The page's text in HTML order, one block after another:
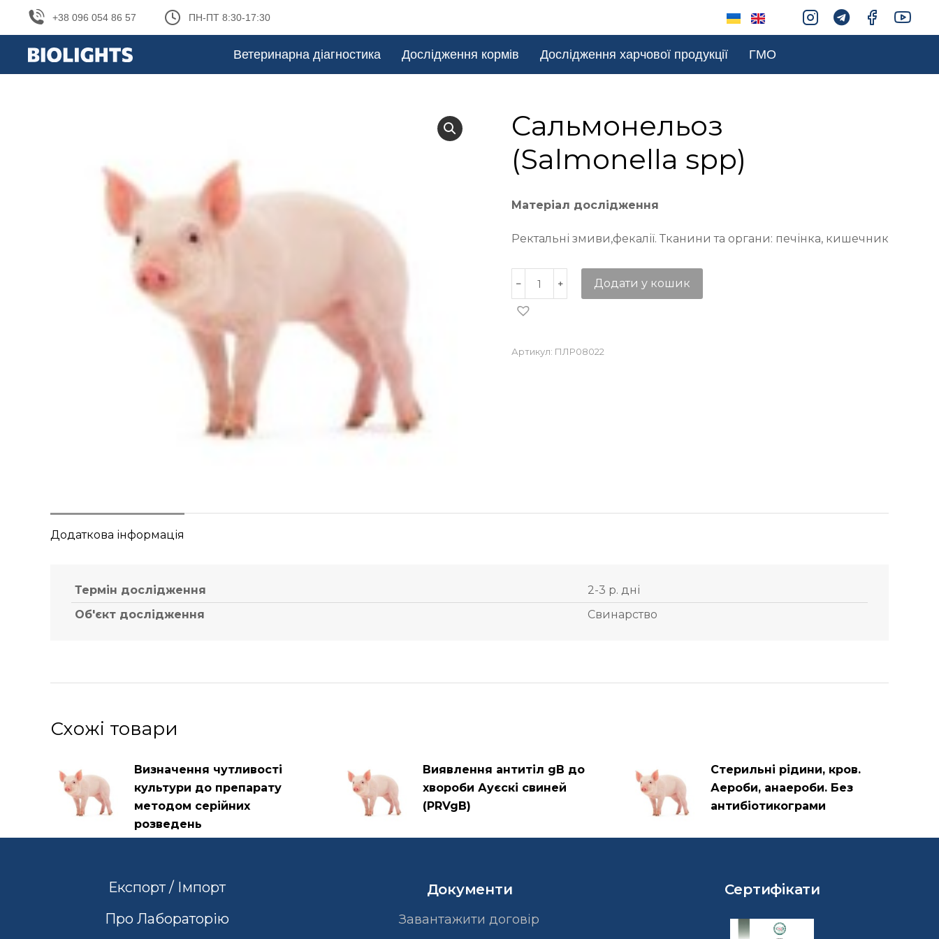
+38 096 054 86 57 ПН-ПТ 8:30-17:30
Ветеринарна діагностика Дослідження кормів Дослідження харчової продукції ГМО
Сальмонельоз
(Salmonella spp)
Матеріал дослідження
Ректальні змиви,фекалії. Тканини та органи: печінка, кишечник
Додати у кошик
Артикул: ПЛР08022
Додаткова інформація
Термін дослідження
2-3 р. дні
Об'єкт дослідження
Свинарство
Схожі товари
Визначення чутливості
культури до препарату
методом серійних
розведень
Виявлення антитіл gB до
хвороби Ауєскі свиней
(PRVgB)
Стерильні рідини, кров.
Аероби, анаероби. Без
антибіотикограми
Експорт / Імпорт
Про Лабораторію
Документи
Завантажити договір
Сертифікати